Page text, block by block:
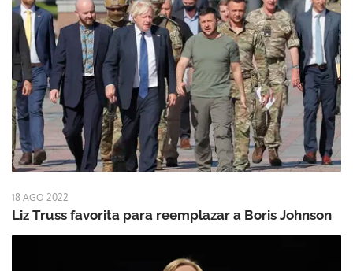
18 AGO 2022
Liz Truss favorita para reemplazar a Boris Johnson